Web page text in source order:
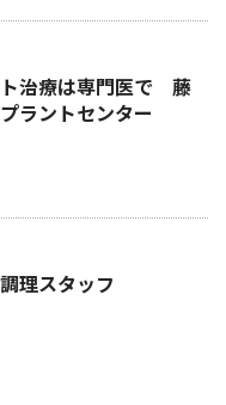
治療は専門医で 藤
ラントセンター
理スタッフ